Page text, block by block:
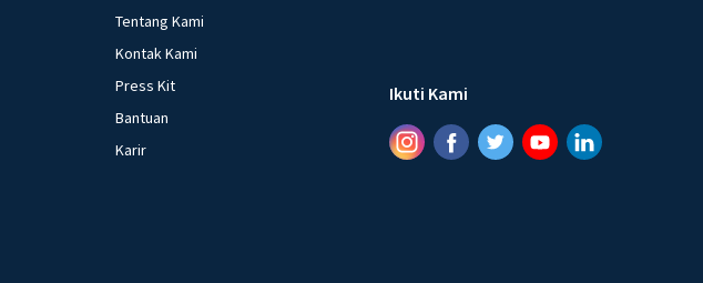
Tentang Kami
Kontak Kami
Press Kit
Bantuan
Karir
Ikuti Kami